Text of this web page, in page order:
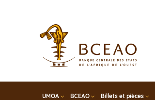
UMOA BCEAO Billets et pièces